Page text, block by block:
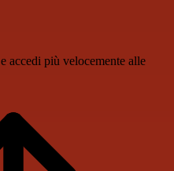
accedi più velocemente alle